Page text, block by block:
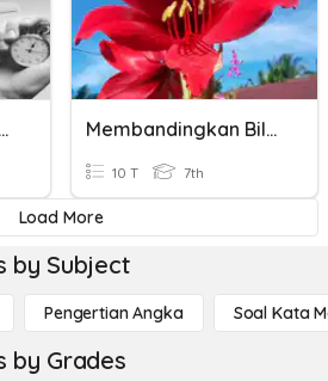
Besaran Dan Pengukuran Membandingkan Bilangan Bulat Kelas VII
10 T 7th
Load More
by Subject
Pengertian Angka Soal Kata
by Grades